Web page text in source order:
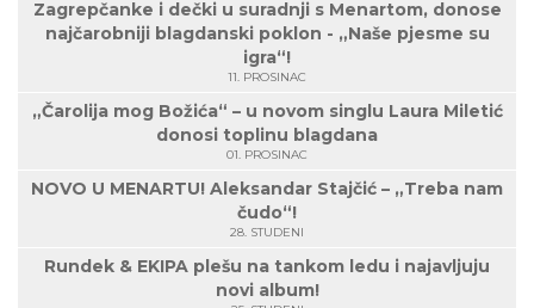
Zagrepčanke i dečki u suradnji s Menartom, donose
najčarobniji blagdanski poklon - „Naše pjesme su
igra“!
11. PROSINAC
„Čarolija mog Božića“ – u novom singlu Laura Miletić
donosi toplinu blagdana
01. PROSINAC
NOVO U MENARTU! Aleksandar Stajčić – „Treba nam
čudo“!
28. STUDENI
Rundek & EKIPA plešu na tankom ledu i najavljuju
novi album!